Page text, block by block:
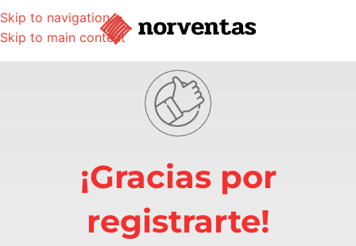
Skip to navigation
Skip to main content
¡Gracias por
registrarte!